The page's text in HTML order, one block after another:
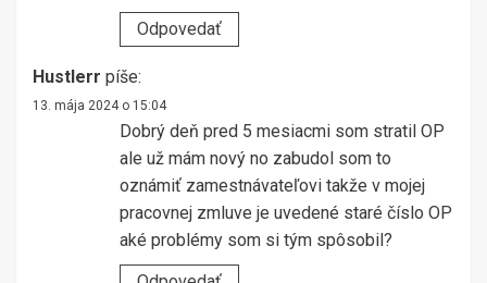
Odpovedať
Hustlerr píše:
13. mája 2024 o 15:04
Dobrý deň pred 5 mesiacmi som stratil OP
ale už mám nový no zabudol som to
oznámiť zamestnávateľovi takže v mojej
pracovnej zmluve je uvedené staré číslo OP
aké problémy som si tým spôsobil?